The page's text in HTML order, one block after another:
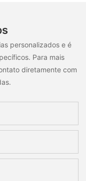
personalizados e é
Para mais
diretamente com